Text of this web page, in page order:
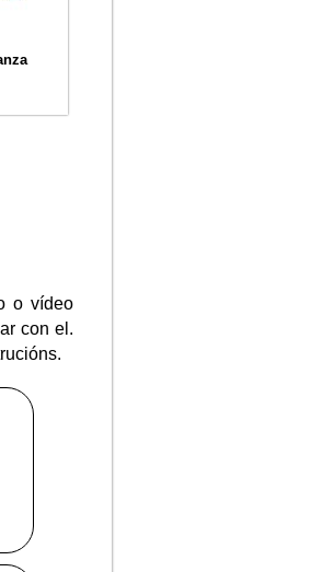
o vídeo
con el.